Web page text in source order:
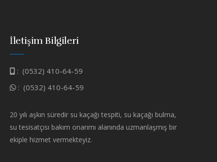
İletişim Bilgileri
: (0532) 410-64-59
: (0532) 410-64-59
20 yılı aşkın süredir su kaçağı tespiti, su kaçağı bulma,
su tesisatçısı bakım onarımı alanında uzmanlaşmış bir
ekiple hizmet vermekteyiz.